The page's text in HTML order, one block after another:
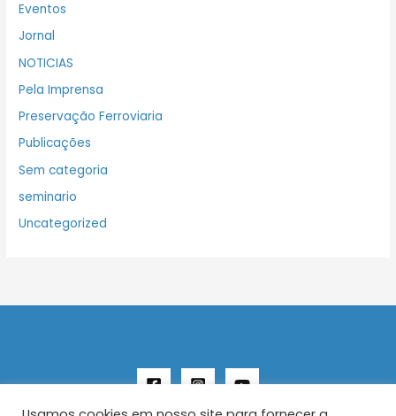
Eventos
Jornal
NOTICIAS
Pela Imprensa
Preservação Ferroviaria
Publicações
Sem categoria
seminario
Uncategorized